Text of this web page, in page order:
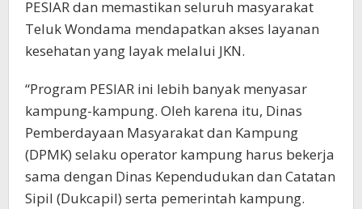
PESIAR dan memastikan seluruh masyarakat
Teluk Wondama mendapatkan akses layanan
kesehatan yang layak melalui JKN.
“Program PESIAR ini lebih banyak menyasar
kampung-kampung. Oleh karena itu, Dinas
Pemberdayaan Masyarakat dan Kampung
(DPMK) selaku operator kampung harus bekerja
sama dengan Dinas Kependudukan dan Catatan
Sipil (Dukcapil) serta pemerintah kampung.